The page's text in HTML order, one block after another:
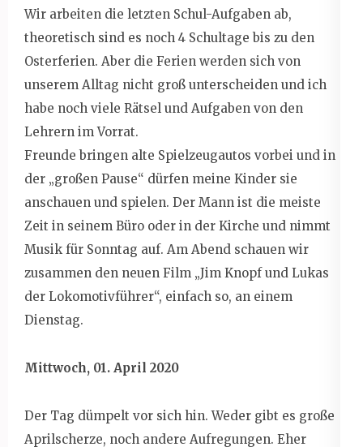
Wir arbeiten die letzten Schul-Aufgaben ab,
theoretisch sind es noch 4 Schultage bis zu den
Osterferien. Aber die Ferien werden sich von
unserem Alltag nicht groß unterscheiden und ich
habe noch viele Rätsel und Aufgaben von den
Lehrern im Vorrat.
Freunde bringen alte Spielzeugautos vorbei und in
der „großen Pause“ dürfen meine Kinder sie
anschauen und spielen. Der Mann ist die meiste
Zeit in seinem Büro oder in der Kirche und nimmt
Musik für Sonntag auf. Am Abend schauen wir
zusammen den neuen Film „Jim Knopf und Lukas
der Lokomotivführer“, einfach so, an einem
Dienstag.
Mittwoch, 01. April 2020
Der Tag dümpelt vor sich hin. Weder gibt es große
Aprilscherze, noch andere Aufregungen. Eher